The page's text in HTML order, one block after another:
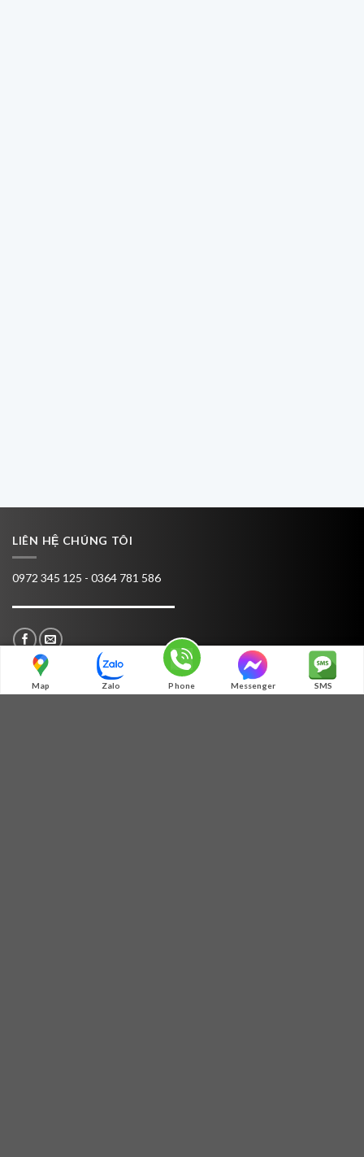
Map Zalo Phone Messenger SMS
LIÊN HỆ CHÚNG TÔI
0972 345 125 - 0364 781 586